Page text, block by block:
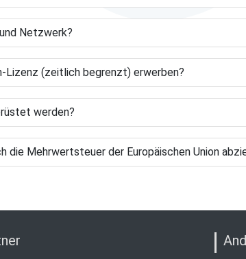
Netzwerk?
Lizenz (zeitlich begrenzt) erwerben?
werden?
die Mehrwertsteuer der Europäischen Union